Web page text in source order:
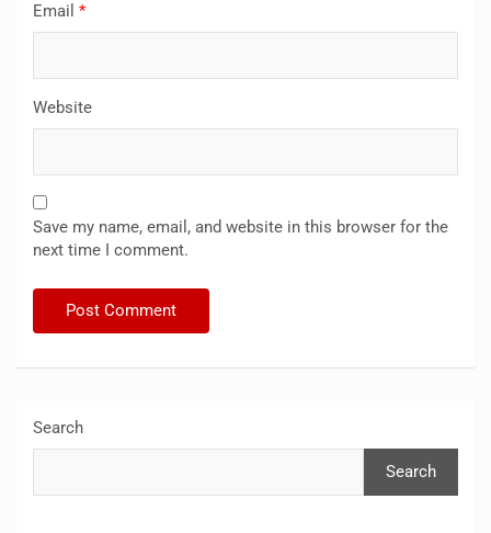
Email *
Website
Save my name, email, and website in this browser for the
next time I comment.
Search
Search